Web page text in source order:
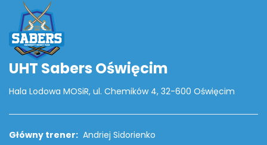
UHT Sabers Oświęcim
Hala Lodowa MOSiR, ul. Chemików 4, 32-600 Oświęcim
Główny trener: Andriej Sidorienko